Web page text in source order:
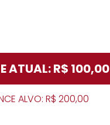
ATUAL: R$ 100,00
ALVO: R$ 200,00